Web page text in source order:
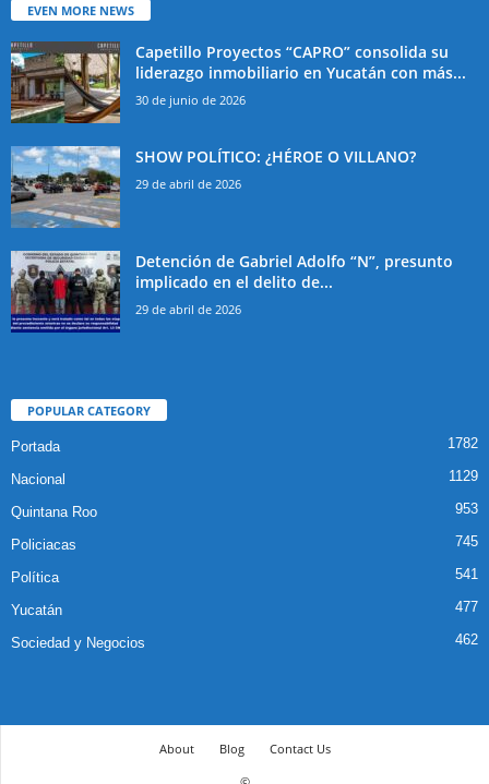
EVEN MORE NEWS
Capetillo Proyectos “CAPRO” consolida su
liderazgo inmobiliario en Yucatán con más...
30 de junio de 2026
SHOW POLÍTICO: ¿HÉROE O VILLANO?
29 de abril de 2026
Detención de Gabriel Adolfo “N”, presunto
implicado en el delito de...
29 de abril de 2026
POPULAR CATEGORY
Portada 1782
Nacional 1129
Quintana Roo 953
Policiacas 745
Política 541
Yucatán 477
Sociedad y Negocios 462
About Blog
Contact Us